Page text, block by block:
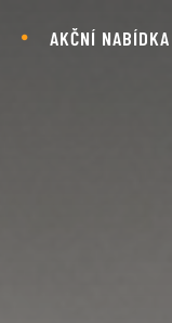
AKČNÍ NABÍDKA